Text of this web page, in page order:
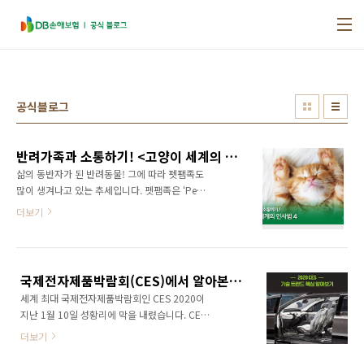
공식블로그
반려가족과 소통하기! <고양이 세계의 인사법>
삶의 동반자가 된 반려동물! 그에 따라 펫팸족도
많이 생겨나고 있는 추세입니다. 펫팸족은 ‘Pet-
애완동물’과 ‘Familly-가족’의 합성어로 반려동
족의 일부로 여기는 것이죠. 최근에는 강아지와
더불어 고양이에 대한 관심도 높아지고 있습니
다. 고양이를 키우는 사람들 사이에서는 도도함
과 시크한 매력 때문에 보호자 스스로를 고양이
‘집사’라고 부르는 재밌는 문화도 생겼습니다. 고
더보기
국제전자제품박람회(CES)에서 알아본 2020 기술 트렌드는?
세계 최대 국제전자제품박람회인 CES 2020이
지난 1월 10일 성황리에 막을 내렸습니다. CES
2020은 5G와 인공지능, 디지털헬스를 비롯한
더보기